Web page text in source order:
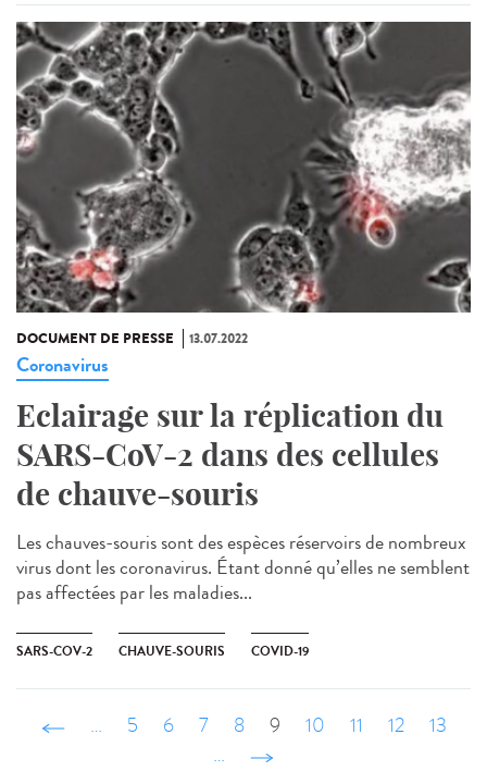
DOCUMENT DE PRESSE 13.07.2022
Coronavirus
Eclairage sur la réplication du
SARS-CoV-2 dans des cellules
de chauve-souris
Les chauves-souris sont des espèces réservoirs de nombreux
virus dont les coronavirus. Étant donné qu’elles ne semblent
pas affectées par les maladies...
SARS-COV-2 CHAUVE-SOURIS COVID-19
‹ précédent
… 5 6 7 8 9 10 11 12
13
…
suivant ›